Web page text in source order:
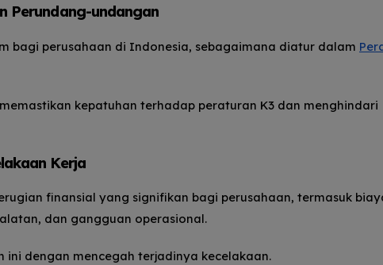
Perundang-undangan
bagi perusahaan di Indonesia, sebagaimana diatur dalam
kepatuhan terhadap peraturan K3 dan menghindari
Kerja
finansial yang signifikan bagi perusahaan, termasuk
dan gangguan operasional.
ini dengan mencegah terjadinya kecelakaan.